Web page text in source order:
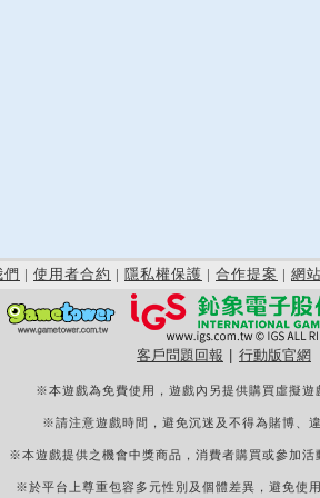
們 | 使用者合約 | 隱私權保護 | 合作提案 | 網
客戶問題回報 行動版官網
※本遊戲為免費使用，遊戲內另提供購買虛擬遊
※請注意遊戲時間，避免沉迷及不得為賭博、
※本遊戲提供之機會中獎商品，消費者購買或參加活
※於平台上尊重包容多元性別及個體差異，避免使